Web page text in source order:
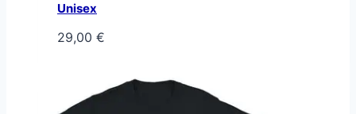
Unisex
29,00 €